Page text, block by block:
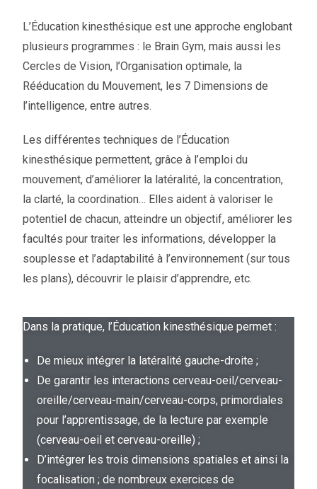
L’Éducation kinesthésique est une approche englobant
plusieurs programmes : le Brain Gym, mais aussi les
Cercles de Vision, l’Organisation optimale, la
Rééducation du Mouvement, les 7 Dimensions de
l’intelligence, entre autres.
Les différentes techniques de l’Éducation
kinesthésique permettent, grâce à l’emploi du
mouvement, d’améliorer la latéralité, la concentration,
la clarté, la coordination… Elles aident à valoriser le
potentiel de chacun, atteindre un objectif, améliorer les
facultés pour traiter les informations, développer la
souplesse et l’adaptabilité à l’environnement (sur tous
les plans), découvrir le plaisir d’apprendre, etc.
Dans la pratique, l’Éducation kinesthésique permet :
De mieux intégrer la latéralité gauche-droite ;
De garantir les interactions cerveau-oeil/cerveau-
oreille/cerveau-main/cerveau-corps, primordiales
pour l’apprentissage, de la lecture par exemple
(cerveau-oeil et cerveau-oreille) ;
D’intégrer les trois dimensions spatiales et ainsi la
focalisation ; de nombreux exercices de